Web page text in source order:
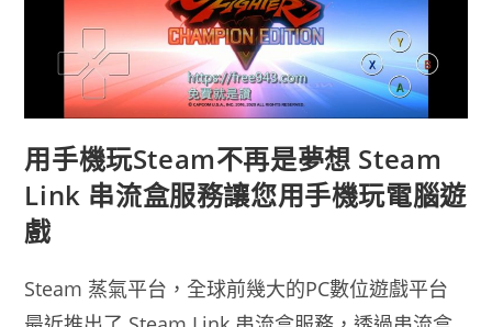
手
機
盡
情
狂
飆
飄
移
用手機玩Steam不再是夢想 Steam
Link 串流盒服務讓您用手機玩電腦遊
戲
Steam 蒸氣平台，全球前幾大的PC數位遊戲平台